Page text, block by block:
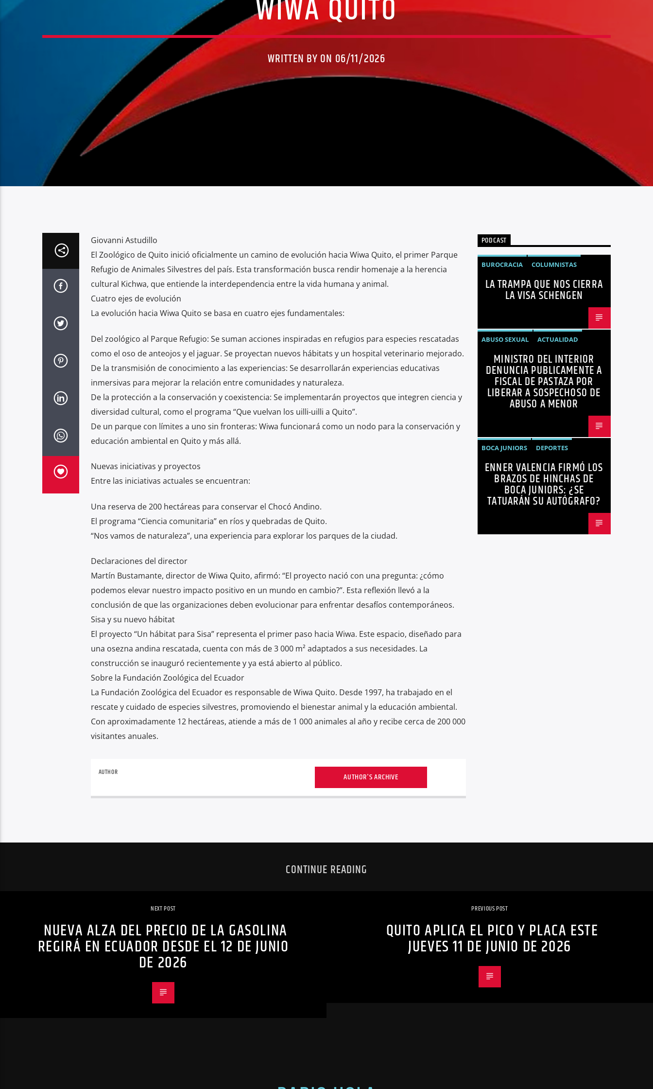
WIWA QUITO
WRITTEN BY ON 06/11/2026
Giovanni Astudillo
El Zoológico de Quito inició oficialmente un camino de evolución hacia Wiwa Quito, el primer Parque
Refugio de Animales Silvestres del país. Esta transformación busca rendir homenaje a la herencia
cultural Kichwa, que entiende la interdependencia entre la vida humana y animal.
Cuatro ejes de evolución
La evolución hacia Wiwa Quito se basa en cuatro ejes fundamentales:
Del zoológico al Parque Refugio: Se suman acciones inspiradas en refugios para especies rescatadas
como el oso de anteojos y el jaguar. Se proyectan nuevos hábitats y un hospital veterinario mejorado.
De la transmisión de conocimiento a las experiencias: Se desarrollarán experiencias educativas
inmersivas para mejorar la relación entre comunidades y naturaleza.
De la protección a la conservación y coexistencia: Se implementarán proyectos que integren ciencia y
diversidad cultural, como el programa “Que vuelvan los uilli-uilli a Quito”.
De un parque con límites a uno sin fronteras: Wiwa funcionará como un nodo para la conservación y
educación ambiental en Quito y más allá.
Nuevas iniciativas y proyectos
Entre las iniciativas actuales se encuentran:
Una reserva de 200 hectáreas para conservar el Chocó Andino.
El programa “Ciencia comunitaria” en ríos y quebradas de Quito.
“Nos vamos de naturaleza”, una experiencia para explorar los parques de la ciudad.
Declaraciones del director
Martín Bustamante, director de Wiwa Quito, afirmó: “El proyecto nació con una pregunta: ¿cómo
podemos elevar nuestro impacto positivo en un mundo en cambio?”. Esta reflexión llevó a la
conclusión de que las organizaciones deben evolucionar para enfrentar desafíos contemporáneos.
Sisa y su nuevo hábitat
El proyecto “Un hábitat para Sisa” representa el primer paso hacia Wiwa. Este espacio, diseñado para
una osezna andina rescatada, cuenta con más de 3 000 m² adaptados a sus necesidades. La
construcción se inauguró recientemente y ya está abierto al público.
Sobre la Fundación Zoológica del Ecuador
La Fundación Zoológica del Ecuador es responsable de Wiwa Quito. Desde 1997, ha trabajado en el
rescate y cuidado de especies silvestres, promoviendo el bienestar animal y la educación ambiental.
Con aproximadamente 12 hectáreas, atiende a más de 1 000 animales al año y recibe cerca de 200 000
visitantes anuales.
AUTHOR AUTHOR'S ARCHIVE
PODCAST
BUROCRACIA
COLUMNISTAS
GUIDO CALDERÓN
LIBRE COMERCIO
NOTICIAS
NOTICIAS ECUADOR
LA TRAMPA QUE NOS CIERRA
LA VISA SCHENGEN
ABUSO SEXUAL
ACTUALIDAD
ECUADOR
JOHN REIMBERG
MINISTRO DEL INTERIOR
NOTICIAS
SEGURIDAD
MINISTRO DEL INTERIOR
DENUNCIA PUBLICAMENTE A
FISCAL DE PASTAZA POR
LIBERAR A SOSPECHOSO DE
ABUSO A MENOR
BOCA JUNIORS
DEPORTES
ENNER VALENCIA
FÚTBOL
NOTICIAS
ENNER VALENCIA FIRMÓ LOS
BRAZOS DE HINCHAS DE
BOCA JUNIORS: ¿SE
TATUARÁN SU AUTÓGRAFO?
CONTINUE READING
NEXT POST
NUEVA ALZA DEL PRECIO DE LA GASOLINA
REGIRÁ EN ECUADOR DESDE EL 12 DE JUNIO
DE 2026
PREVIOUS POST
QUITO APLICA EL PICO Y PLACA ESTE
JUEVES 11 DE JUNIO DE 2026